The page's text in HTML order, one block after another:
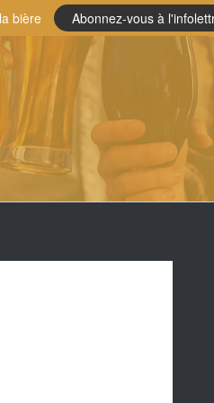
bière Abonnez-vous à